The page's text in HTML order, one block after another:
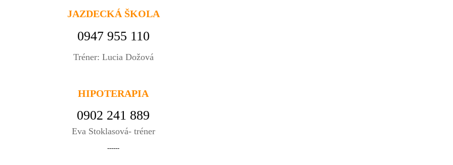
JAZDECKÁ ŠKOLA
0947 955 110
Tréner: Lucia Dožová
HIPOTERAPIA
0902 241 889
Eva Stoklasová- tréner
------